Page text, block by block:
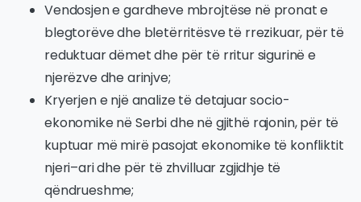
Vendosjen e gardheve mbrojtëse në pronat e
blegtorëve dhe bletërritësve të rrezikuar, për të
reduktuar dëmet dhe për të rritur sigurinë e
njerëzve dhe arinjve;
Kryerjen e një analize të detajuar socio-
ekonomike në Serbi dhe në gjithë rajonin, për të
kuptuar më mirë pasojat ekonomike të konfliktit
njeri–ari dhe për të zhvilluar zgjidhje të
qëndrueshme;